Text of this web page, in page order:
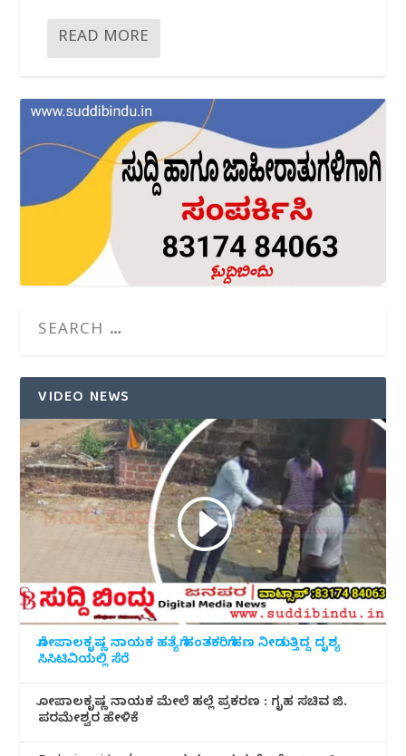
READ MORE
VIDEO NEWS
ಗೋಪಾಲಕೃಷ್ಣ ನಾಯಕ ಹತ್ಯೆಗೆ ಹಂತಕರಿಗೆ ಹಣ ನೀಡುತ್ತಿದ್ದ ದೃಶ್ಯ
ಸಿಸಿಟಿವಿಯಲ್ಲಿ ಸೆರೆ
ಗೋಪಾಲಕೃಷ್ಣ ನಾಯಕ ಮೇಲೆ ಹಲ್ಲೆ ಪ್ರಕರಣ : ಗೃಹ ಸಚಿವ ಜಿ.
ಪರಮೇಶ್ವರ ಹೇಳಿಕೆ